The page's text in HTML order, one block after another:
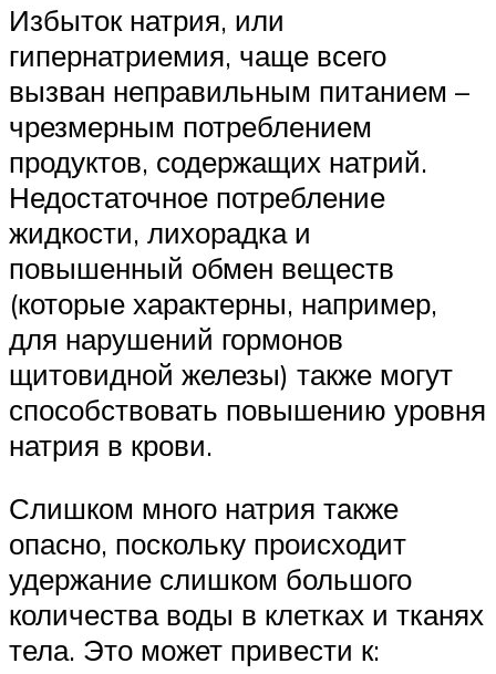
Избыток натрия, или
гипернатриемия, чаще всего
вызван неправильным питанием –
чрезмерным потреблением
продуктов, содержащих натрий.
Недостаточное потребление
жидкости, лихорадка и
повышенный обмен веществ
(которые характерны, например,
для нарушений гормонов
щитовидной железы) также могут
способствовать повышению уровня
натрия в крови.
Слишком много натрия также
опасно, поскольку происходит
удержание слишком большого
количества воды в клетках и тканях
тела. Это может привести к: